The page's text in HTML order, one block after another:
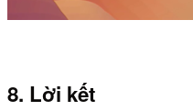
8. Lời kết